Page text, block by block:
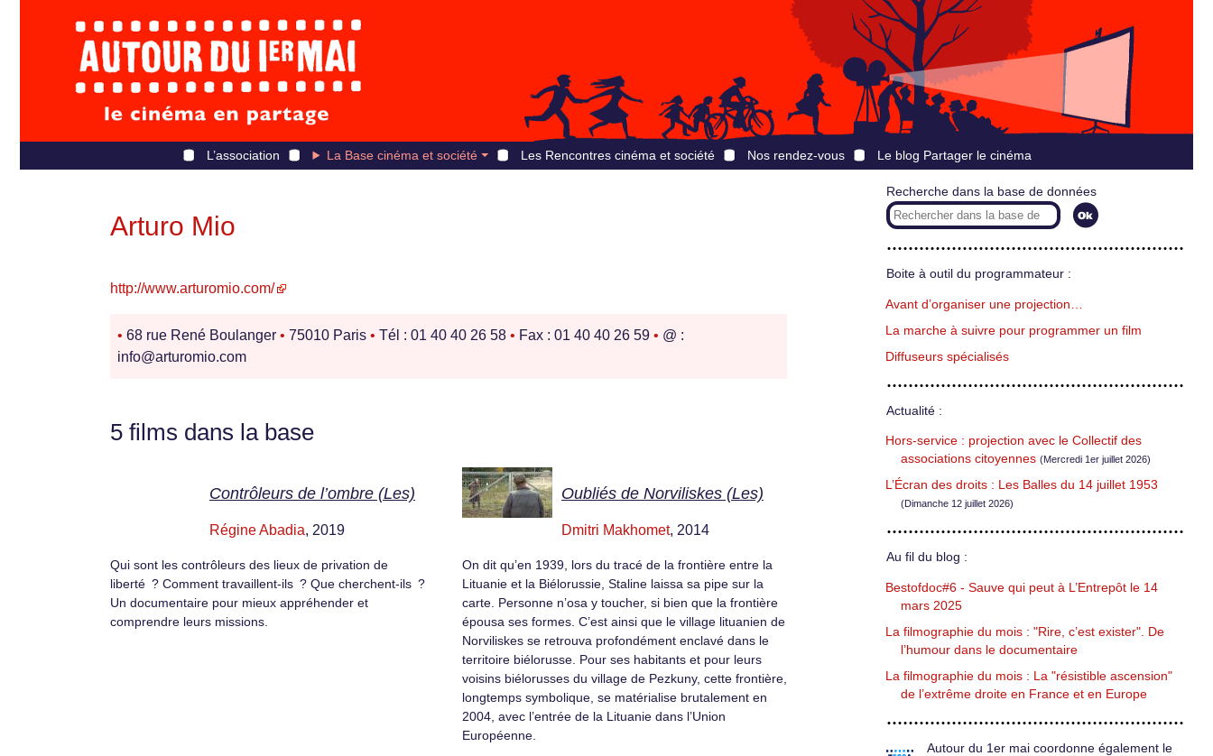
L’association La Base cinéma et société Les Rencontres cinéma et société Nos rendez-vous Le blog Partager le cinéma
Arturo Mio
http://www.arturomio.com/
• 68 rue René Boulanger • 75010 Paris • Tél : 01 40 40 26 58 • Fax : 01 40 40 26 59 • @ :
info@arturomio.com
5 films dans la base
Contrôleurs de l’ombre (Les)
Régine Abadia, 2019
Qui sont les contrôleurs des lieux de privation de
liberté ? Comment travaillent-ils ? Que cherchent-ils ?
Un documentaire pour mieux appréhender et
comprendre leurs missions.
Oubliés de Norviliskes (Les)
Dmitri Makhomet, 2014
On dit qu’en 1939, lors du tracé de la frontière entre la
Lituanie et la Biélorussie, Staline laissa sa pipe sur la
carte. Personne n’osa y toucher, si bien que la frontière
épousa ses formes. C’est ainsi que le village lituanien de
Norviliskes se retrouva profondément enclavé dans le
territoire biélorusse. Pour ses habitants et pour leurs
voisins biélorusses du village de Pezkuny, cette frontière,
longtemps symbolique, se matérialise brutalement en
2004, avec l’entrée de la Lituanie dans l’Union
Européenne.
Recherche dans la base de données
Boite à outil du programmateur :
Avant d’organiser une projection…
La marche à suivre pour programmer un film
Diffuseurs spécialisés
Actualité :
Hors-service : projection avec le Collectif des
associations citoyennes (Mercredi 1er juillet 2026)
L’Écran des droits : Les Balles du 14 juillet 1953
(Dimanche 12 juillet 2026)
Au fil du blog :
Bestofdoc#6 - Sauve qui peut à L’Entrepôt le 14
mars 2025
La filmographie du mois : "Rire, c’est exister". De
l’humour dans le documentaire
La filmographie du mois : La "résistible ascension"
de l’extrême droite en France et en Europe
Autour du 1er mai coordonne également le